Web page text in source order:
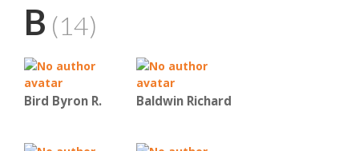
B (14)
Bird Byron R. Baldwin Richard